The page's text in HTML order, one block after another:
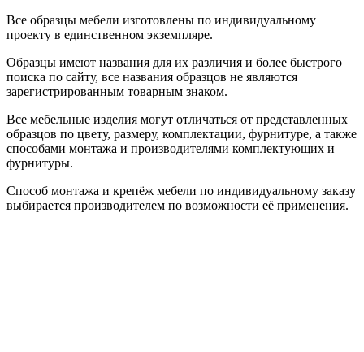
Все образцы мебели изготовлены по индивидуальному
проекту в единственном экземпляре.
Образцы имеют названия для их различия и более быстрого
поиска по сайту, все названия образцов не являются
зарегистрированным товарным знаком.
Все мебельные изделия могут отличаться от представленных
образцов по цвету, размеру, комплектации, фурнитуре, а также
способами монтажа и производителями комплектующих и
фурнитуры.
Способ монтажа и крепёж мебели по индивидуальному заказу
выбирается производителем по возможности её применения.